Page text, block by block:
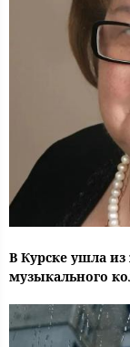
В Курске ушла
музыкального